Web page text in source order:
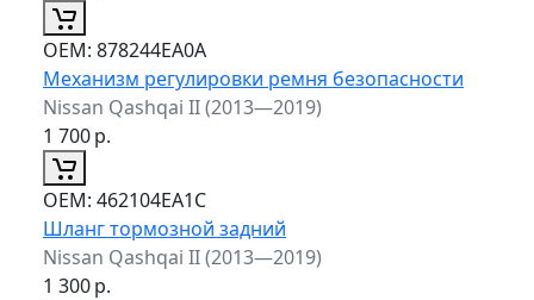
ОЕМ: 878244EA0A
Механизм регулировки ремня безопасности
Nissan Qashqai II (2013—2019)
1 700р.
ОЕМ: 462104EA1C
Шланг тормозной задний
Nissan Qashqai II (2013—2019)
1 300р.